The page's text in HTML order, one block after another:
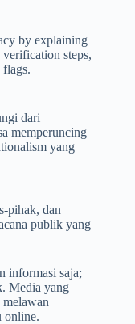
by explaining
steps,
flags.
dari
memperuncing
yang
pihak, dan
publik yang
informasi saja;
Media yang
melawan
online.